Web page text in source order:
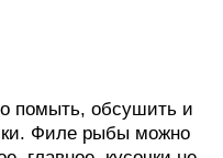
помыть, обсушить и
Филе рыбы можно